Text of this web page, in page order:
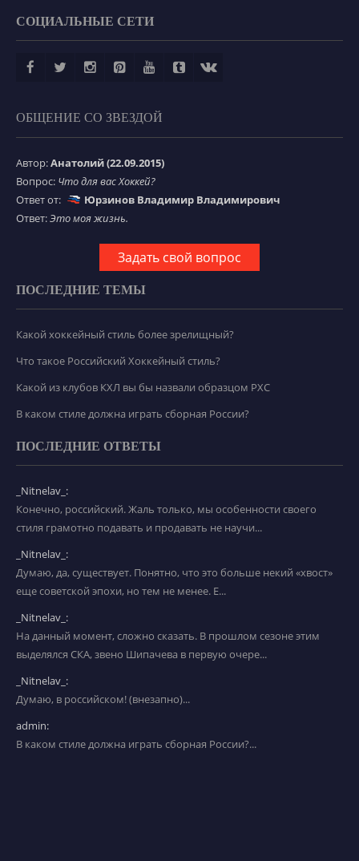
СОЦИАЛЬНЫЕ СЕТИ
ОБЩЕНИЕ СО ЗВЕЗДОЙ
Автор:Анатолий (22.09.2015)
Вопрос: Что для вас Хоккей?
Ответ от:
Юрзинов Владимир Владимирович
Ответ:Это моя жизнь.
Задать свой вопрос
ПОСЛЕДНИЕ ТЕМЫ
Какой хоккейный стиль более зрелищный?
Что такое Российский Хоккейный стиль?
Какой из клубов КХЛ вы бы назвали образцом РХС
В каком стиле должна играть сборная России?
ПОСЛЕДНИЕ ОТВЕТЫ
_Nitnelav_:
Конечно, российский. Жаль только, мы особенности своего
стиля грамотно подавать и продавать не научи...
_Nitnelav_:
Думаю, да, существует. Понятно, что это больше некий «хвост»
еще советской эпохи, но тем не менее. Е...
_Nitnelav_:
На данный момент, сложно сказать. В прошлом сезоне этим
выделялся СКА, звено Шипачева в первую очере...
_Nitnelav_:
Думаю, в российском! (внезапно)...
admin:
В каком стиле должна играть сборная России?...